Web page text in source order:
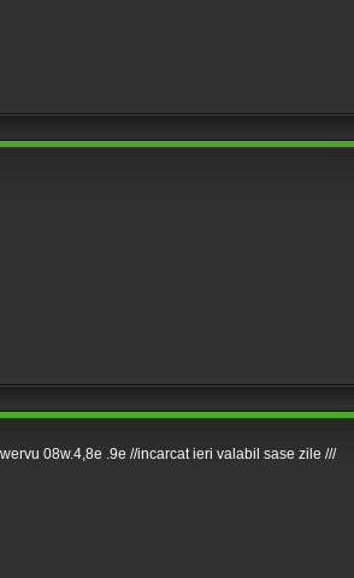
08w.4,8e .9e //incarcat ieri valabil sase zile ///